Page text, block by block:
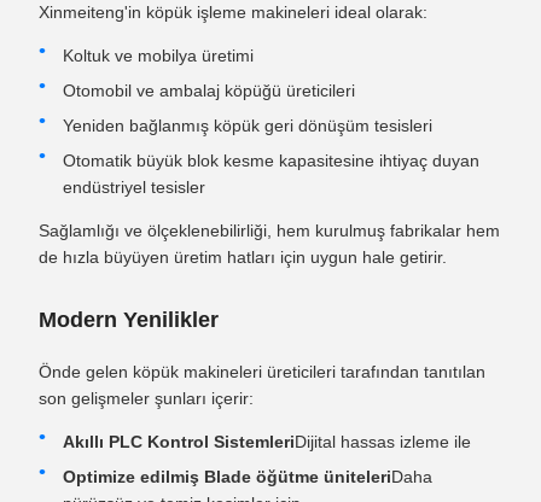
Xinmeiteng'in köpük işleme makineleri ideal olarak:
Koltuk ve mobilya üretimi
Otomobil ve ambalaj köpüğü üreticileri
Yeniden bağlanmış köpük geri dönüşüm tesisleri
Otomatik büyük blok kesme kapasitesine ihtiyaç duyan
endüstriyel tesisler
Sağlamlığı ve ölçeklenebilirliği, hem kurulmuş fabrikalar hem
de hızla büyüyen üretim hatları için uygun hale getirir.
Modern Yenilikler
Önde gelen köpük makineleri üreticileri tarafından tanıtılan
son gelişmeler şunları içerir:
Akıllı PLC Kontrol SistemleriDijital hassas izleme ile
Optimize edilmiş Blade öğütme üniteleriDaha